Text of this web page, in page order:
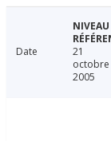
Date
21
octobre
2005